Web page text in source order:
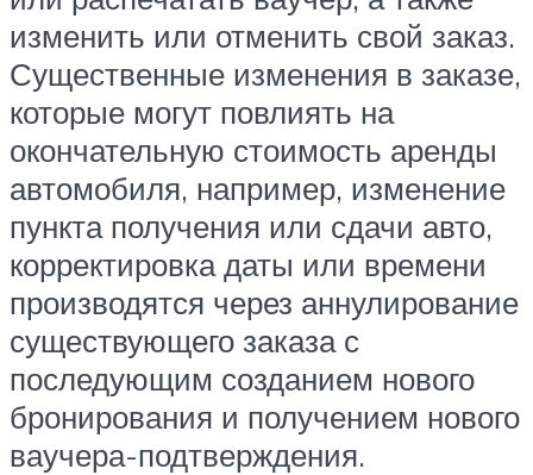
изменить или отменить свой заказ.
Существенные изменения в заказе,
которые могут повлиять на
окончательную стоимость аренды
автомобиля, например, изменение
пункта получения или сдачи авто,
корректировка даты или времени
производятся через аннулирование
существующего заказа с
последующим созданием нового
бронирования и получением нового
ваучера-подтверждения.